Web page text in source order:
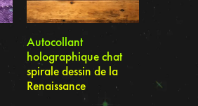
Autocollant
holographique chat
spirale dessin de la
Renaissance